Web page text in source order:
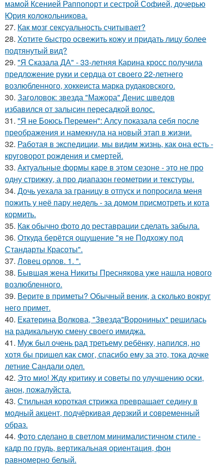
мамой Ксенией Раппопорт и сестрой Софией, дочерью
Юрия колокольникова.
27. Как мозг сексуальность считывает?
28. Хотите быстро освежить кожу и придать лицу более
подтянутый вид?
29. "Я Сказала ДА" - 33-летняя Карина кросс получила
предложение руки и сердца от своего 22-летнего
возлюбленного, хоккеиста марка рудаковского.
30. Заголовок: звезда "Мажора" Денис шведов
избавился от залысин пересадкой волос.
31. "Я не Боюсь Перемен": Алсу показала себя после
преображения и намекнула на новый этап в жизни.
32. Работая в экспедиции, мы видим жизнь, как она есть -
круговорот рождения и смертей.
33. Актуальные формы каре в этом сезоне - это не про
одну стрижку, а про диапазон геометрии и текстуры.
34. Дочь уехала за границу в отпуск и попросила меня
пожить у неё пару недель - за домом присмотреть и кота
кормить.
35. Как обычно фото до реставрации сделать забыла.
36. Откуда берётся ощущение "я не Подхожу под
Стандарты Красоты".
37. Ловец орлов. 1. ".
38. Бывшая жена Никиты Преснякова уже нашла нового
возлюбленного.
39. Верите в приметы? Обычный веник, а сколько вокруг
него примет.
40. Екатерина Волкова, "Звезда"Ворониных" решилась
на радикальную смену своего имиджа.
41. Муж был очень рад третьему ребёнку, напился, но
хотя бы пришел как смог, спасибо ему за это, тока дочке
летние Сандали одел.
42. Это мио! Жду критику и советы по улучшению оски,
анон, пожалуйста.
43. Стильная короткая стрижка превращает седину в
модный акцент, подчёркивая дерзкий и современный
образ.
44. Фото сделано в светлом минималистичном стиле -
кадр по грудь, вертикальная ориентация, фон
равномерно белый.